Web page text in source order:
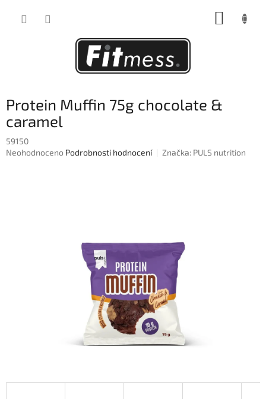
Protein Muffin 75g chocolate &
caramel
59150
Průměrné
Neohodnoceno Podrobnosti hodnocení Značka: PULS nutrition